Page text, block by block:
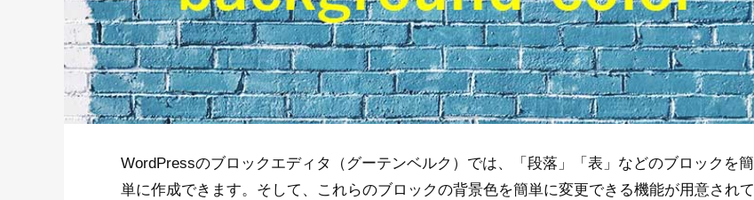
WordPressのブロックエディタ（グーテンベルク）では、「段落」「表」などのブロックを簡
単に作成できます。そして、これらのブロックの背景色を簡単に変更できる機能が用意されて